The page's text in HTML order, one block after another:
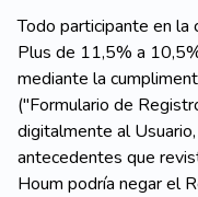
Todo participante en la
Plus de 11,5% a
mediante la
("Formulario de
digitalmente al
antecedentes que
Houm podría negar el